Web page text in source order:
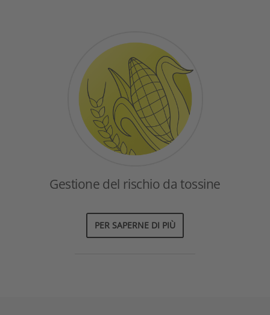
Gestione del rischio da tossine
PER SAPERNE DI PIÙ